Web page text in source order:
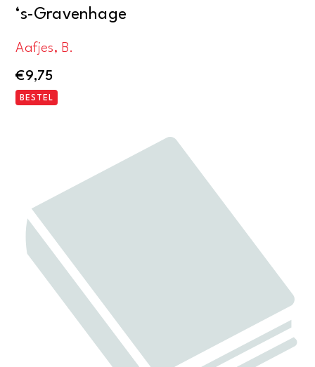
‘s-Gravenhage
Aafjes, B.
€9,75
BESTEL